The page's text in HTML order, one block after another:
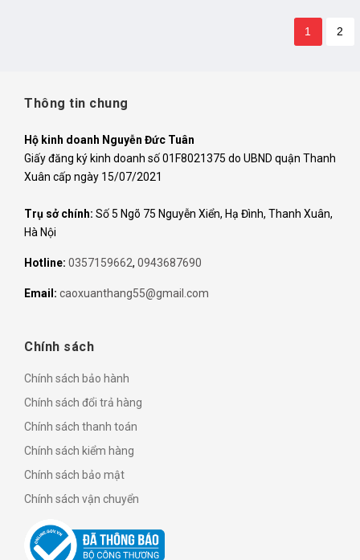
1 2
Thông tin chung
Hộ kinh doanh Nguyễn Đức Tuân
Giấy đăng ký kinh doanh số 01F8021375 do UBND quận Thanh
Xuân cấp ngày 15/07/2021
Trụ sở chính: Số 5 Ngõ 75 Nguyễn Xiển, Hạ Đình, Thanh Xuân,
Hà Nội
Hotline: 0357159662, 0943687690
Email: caoxuanthang55@gmail.com
Chính sách
Chính sách bảo hành
Chính sách đổi trả hàng
Chính sách thanh toán
Chính sách kiểm hàng
Chính sách bảo mật
Chính sách vận chuyển